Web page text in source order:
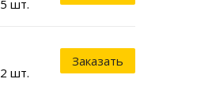
5 шт.
2 шт.
Заказать